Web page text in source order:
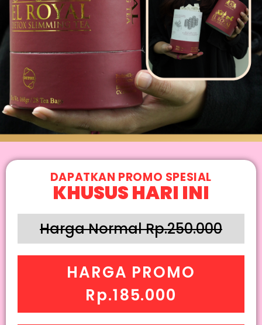
DAPATKAN PROMO SPESIAL
KHUSUS HARI INI
Harga Normal Rp.250.000
HARGA PROMO
Rp.185.000